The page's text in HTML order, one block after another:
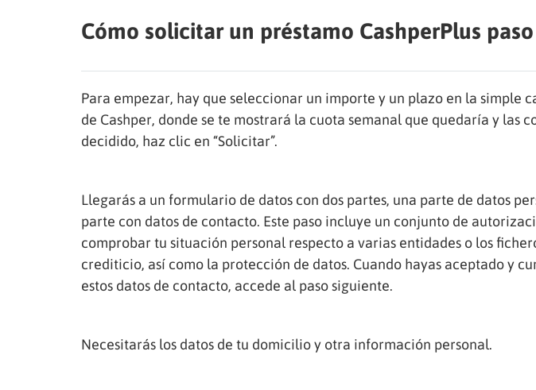
Cómo solicitar un préstamo CashperPlus
Para empezar, hay que seleccionar un importe y un plazo en la simple
de Cashper, donde se te mostrará la cuota semanal que quedaría y las
decidido, haz clic en “Solicitar”.
Llegarás a un formulario de datos con dos partes, una parte de datos
parte con datos de contacto. Este paso incluye un conjunto de
comprobar tu situación personal respecto a varias entidades o los
crediticio, así como la protección de datos. Cuando hayas aceptado y
estos datos de contacto, accede al paso siguiente.
Necesitarás los datos de tu domicilio y otra información personal.